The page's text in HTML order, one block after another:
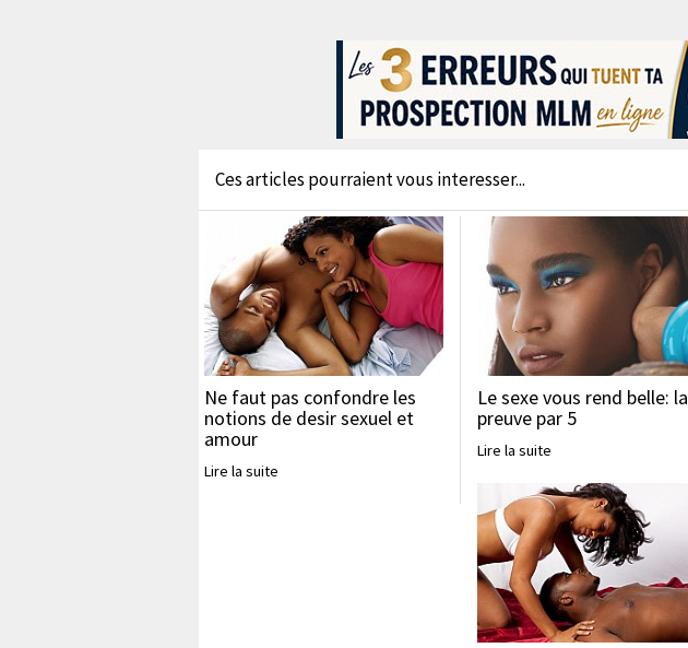
Ces articles pourraient vous interesser...
Ne faut pas confondre les
notions de desir sexuel et
amour
Lire la suite
Le sexe vous rend belle: la
preuve par 5
Lire la suite